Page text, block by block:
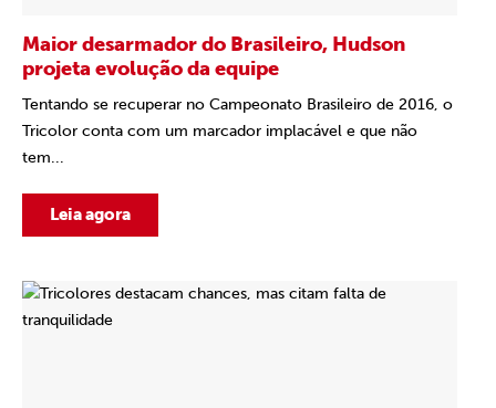
Maior desarmador do Brasileiro, Hudson
projeta evolução da equipe
Tentando se recuperar no Campeonato Brasileiro de 2016, o
Tricolor conta com um marcador implacável e que não
tem...
Leia agora